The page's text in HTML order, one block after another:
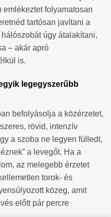
emlékeztet folyamatosan
tartósan javítani a
úgy átalakítani,
– akár apró
is.
legegyszerűbb
befolyásolja a közérzetet,
rövid, intenzív
a szoba ne legyen fülledt,
a levegőt. Ha a
az melegebb érzetet
torok- és
közeg, amit
előtt pár percre